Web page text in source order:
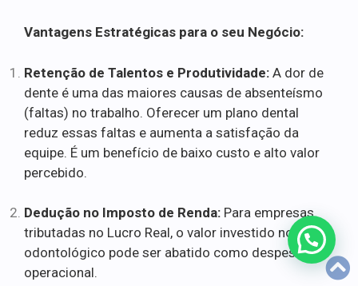
Vantagens Estratégicas para o seu Negócio:
Retenção de Talentos e Produtividade: A dor de
dente é uma das maiores causas de absenteísmo
(faltas) no trabalho. Oferecer um plano dental
reduz essas faltas e aumenta a satisfação da
equipe. É um benefício de baixo custo e alto valor
percebido.
Dedução no Imposto de Renda: Para empresas
tributadas no Lucro Real, o valor investido no plano
odontológico pode ser abatido como despesa
operacional.